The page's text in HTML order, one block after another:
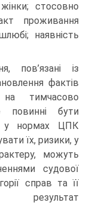
стосовно
проживання
наявність
пов’язані із
фактів
тимчасово
повинні бути
у нормах ЦПК
їх, ризики, у
можуть
судової
справ та її
результат